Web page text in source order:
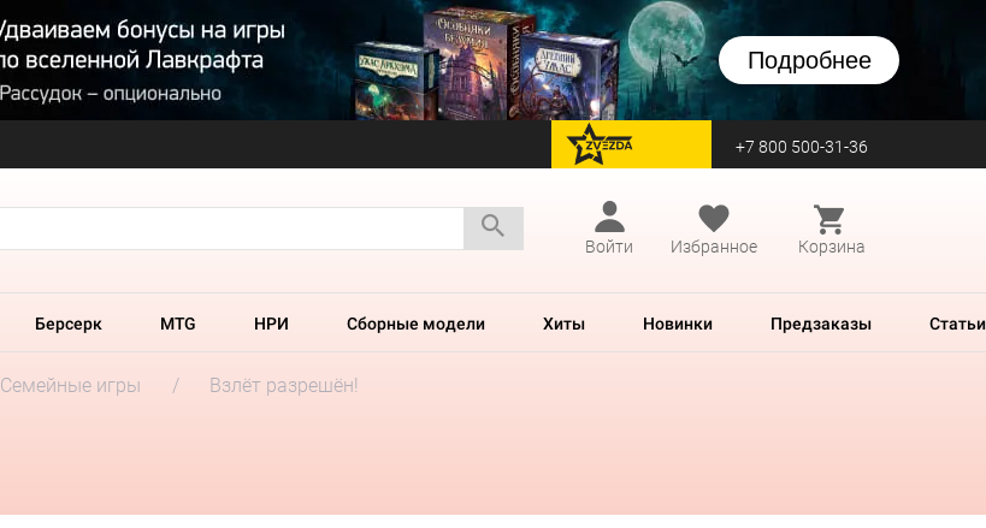
Подробнее
перейти на Zvezda +7 800 500-31-36
Войти
Избранное Корзина
Берсерк MTG НРИ Сборные модели Хиты Новинки Предзаказы Статьи
Семейные игры Взлёт разрешён!